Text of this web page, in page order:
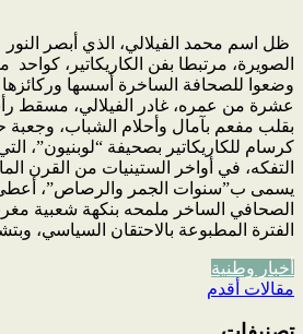
الصويرة، مرتبطا بفن الكاريكاتير، كواحد
وضعوا للصحافة الساخرة أسسها
عشرة من عمره، غادر الفيلالي، مسقط
بقلب مفعم بآمال وأحلام الشباب، وجعبة
كرسام للكاريكاتير بصحيفة “لوبنيون”،
التفكه، في أواخر الستينيات من القرن
يسمى ب”سنوات الجمر والرصاص”، أعطى
الصحافي الساخر ملمحه بنكهة شعبية
الفترة المطبوعة بالاحتقان السياسي،
أخبار وطنية
تصفّح
المقالات
مقالات أقدم